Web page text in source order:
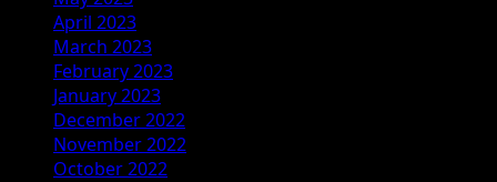
April 2023
March 2023
February 2023
January 2023
December 2022
November 2022
October 2022